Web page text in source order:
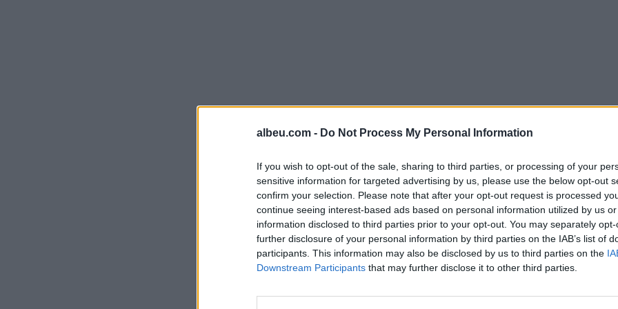
albeu.com - Do Not Process My Personal Information
If you wish to opt-out of the sale, sharing to third parties, or processing of your
sensitive information for targeted advertising by us, please use the below opt-out
confirm your selection. Please note that after your opt-out request is processed
continue seeing interest-based ads based on personal information utilized by us
information disclosed to third parties prior to your opt-out. You may separately
further disclosure of your personal information by third parties on the IAB’s list of
participants. This information may also be disclosed by us to third parties on the
Downstream Participants that may further disclose it to other third parties.